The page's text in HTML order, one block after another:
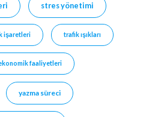
stres yönetimi
işaretleri trafik ışıkları
faaliyetleri
yazma süreci